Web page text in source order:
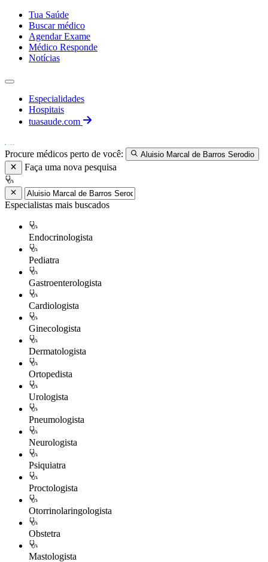
Tua Saúde
Buscar médico
Agendar Exame
Médico Responde
Notícias
Especialidades
Hospitais
tuasaude.com
Procure médicos perto de você: Aluisio Marcal de Barros Serodio
Faça uma nova pesquisa
Especialistas mais buscados
Endocrinologista
Pediatra
Gastroenterologista
Cardiologista
Ginecologista
Dermatologista
Ortopedista
Urologista
Pneumologista
Neurologista
Psiquiatra
Proctologista
Otorrinolaringologista
Obstetra
Mastologista